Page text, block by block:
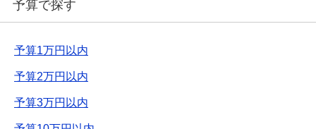
予算で探す
予算1万円以内
予算2万円以内
予算3万円以内